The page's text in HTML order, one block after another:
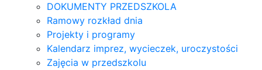
DOKUMENTY PRZEDSZKOLA
Ramowy rozkład dnia
Projekty i programy
Kalendarz imprez, wycieczek, uroczystości
Zajęcia w przedszkolu